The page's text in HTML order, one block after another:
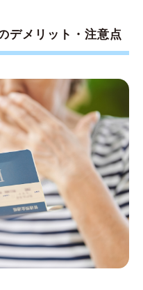
デメリット・注意点